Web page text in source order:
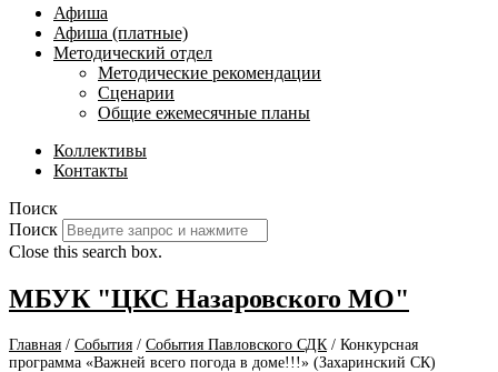
Афиша
Афиша (платные)
Методический отдел
Методические рекомендации
Сценарии
Общие ежемесячные планы
Коллективы
Контакты
Поиск
Поиск
Close this search box.
МБУК "ЦКС Назаровского МО"
Главная / События / События Павловского СДК / Конкурсная
программа «Важней всего погода в доме!!!» (Захаринский СК)